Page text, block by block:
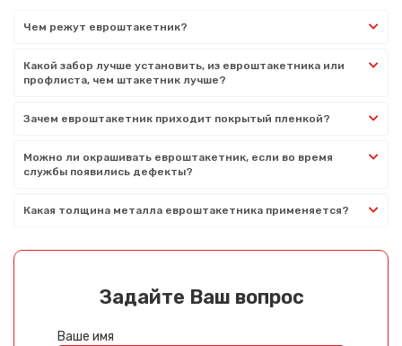
Чем режут евроштакетник?
Какой забор лучше установить, из евроштакетника или
профлиста, чем штакетник лучше?
Зачем евроштакетник приходит покрытый пленкой?
Можно ли окрашивать евроштакетник, если во время
службы появились дефекты?
Какая толщина металла евроштакетника применяется?
Задайте Ваш вопрос
Ваше имя